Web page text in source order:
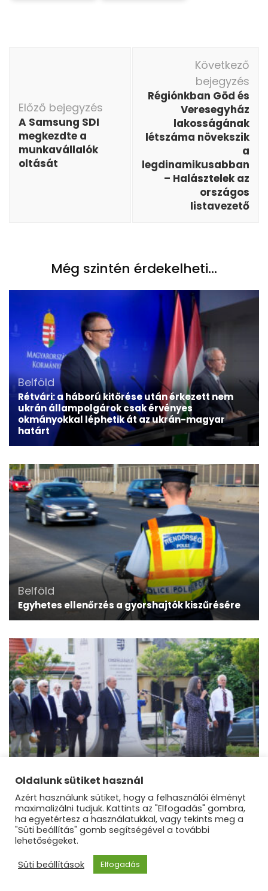
Előző bejegyzés
A Samsung SDI
megkezdte a
munkavállalók
oltását
Következő
bejegyzés
Régiónkban Göd és
Veresegyház
lakosságának
létszáma növekszik
a
legdinamikusabban
– Halásztelek az
országos
listavezető
Még szintén érdekelheti...
Belföld
Rétvári: a háború kitörése után érkezett nem
ukrán állampolgárok csak érvényes
okmányokkal léphetik át az ukrán-magyar
határt
Belföld
Egyhetes ellenőrzés a gyorshajtók kiszűrésére
Magyar az, akinek fáj Trianon!
©Dunakanyar Régió |Blossom Mommy Blog |
FejlesztetteBlossom Themes
Oldalunk sütiket használ
Azért használunk sütiket, hogy a felhasználói élményt
maximalizálni tudjuk. Kattints az "Elfogadás" gombra,
ha egyetértesz a használatukkal, vagy tekints meg a
"Süti beállítás" gomb segítségével a további
lehetőségeket.
Süti beállítások
Elfogadás